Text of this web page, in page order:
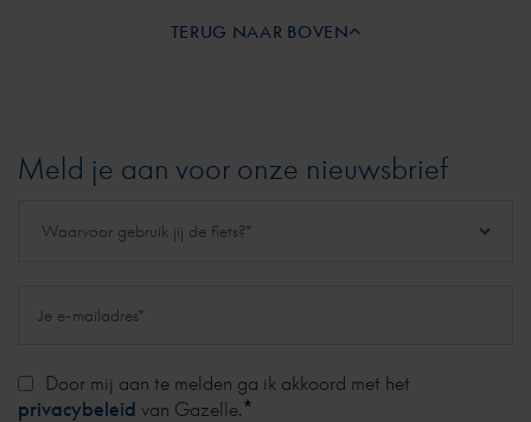
Meld je aan voor onze nieuwsbrief
Door mij aan te melden ga ik akkoord met het
privacybeleid van Gazelle.*
TERUG NAAR BOVEN